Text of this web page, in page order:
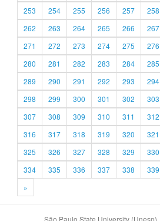
253
254 255 256 257 258
262
263 264 265 266 267
271
272 273 274 275 276
280
281 282 283 284 285
289
290 291 292 293 294
298
299 300 301 302 303
307
308 309 310 311 312
316
317 318 319 320 321
325
326 327 328 329 330
334
335 336 337 338 339
»
São Paulo State University (Unesp)